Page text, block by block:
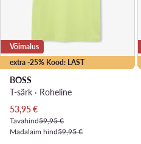
extra -25% Kood: LAST
Võimalus
BOSS
T-särk · Roheline
Praegune hind
53,95€
Tavahind59,95 €
Madalaim hind59,95 €